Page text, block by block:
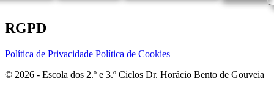
RGPD
Política de Privacidade Política de Cookies
© 2026 - Escola dos 2.º e 3.º Ciclos Dr. Horácio Bento de Gouveia